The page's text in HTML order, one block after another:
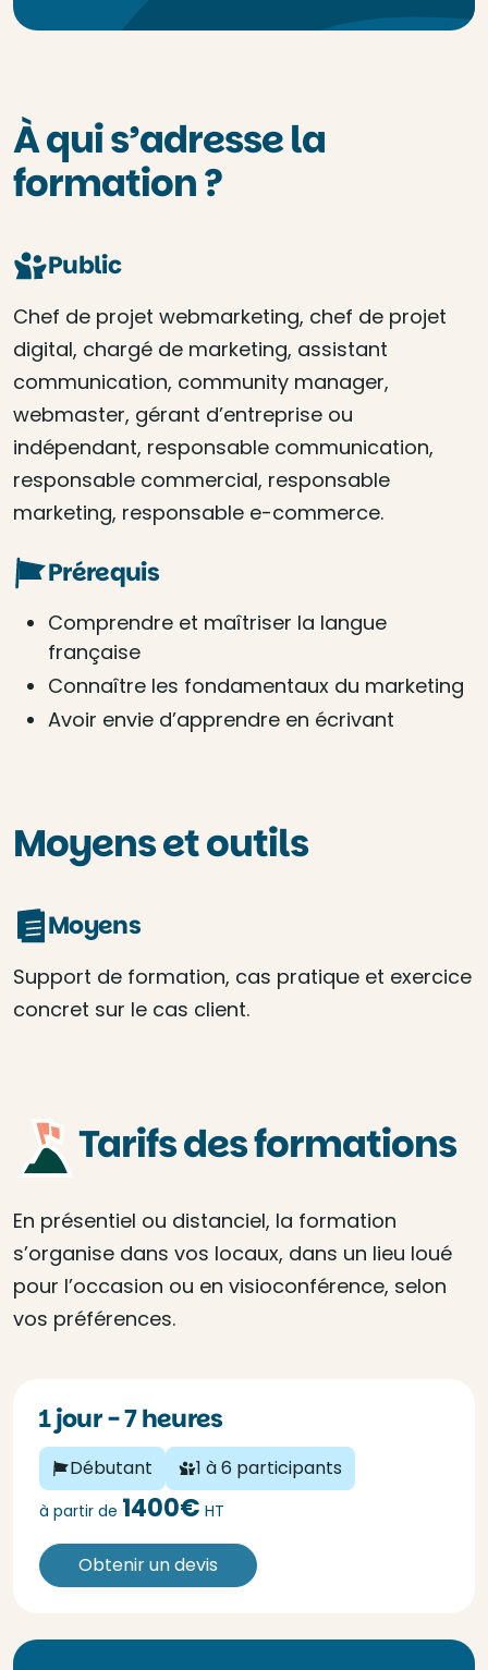
À qui s’adresse la
formation ?
Public
Chef de projet webmarketing, chef de projet
digital, chargé de marketing, assistant
communication, community manager,
webmaster, gérant d’entreprise ou
indépendant, responsable communication,
responsable commercial, responsable
marketing, responsable e-commerce.
Prérequis
Comprendre et maîtriser la langue
française
Connaître les fondamentaux du marketing
Avoir envie d’apprendre en écrivant
Moyens et outils
Moyens
Support de formation, cas pratique et exercice
concret sur le cas client.
Tarifs des formations
En présentiel ou distanciel, la formation
s’organise dans vos locaux, dans un lieu loué
pour l’occasion ou en visioconférence, selon
vos préférences.
1 jour - 7 heures
Débutant 1 à 6 participants
à partir de 1400€ HT
Obtenir un devis